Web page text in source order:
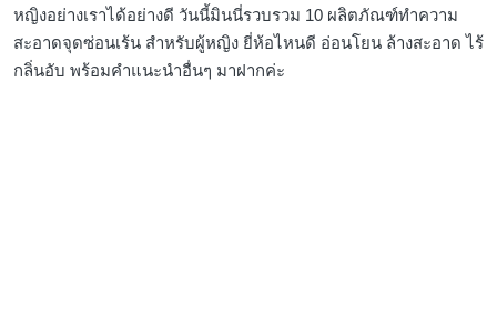
หญิงอย่างเราได้อย่างดี วันนี้มินนี่รวบรวม 10 ผลิตภัณฑ์ทำความ
สะอาดจุดซ่อนเร้น สำหรับผู้หญิง ยี่ห้อไหนดี อ่อนโยน ล้างสะอาด ไร้
กลิ่นอับ พร้อมคำแนะนำอื่นๆ มาฝากค่ะ